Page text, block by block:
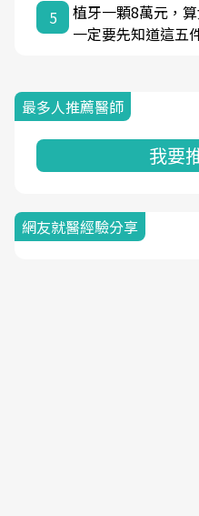
5
植牙一顆8萬元，
一定要先知道這五
最多人推薦醫師
我要
網友就醫經驗分享